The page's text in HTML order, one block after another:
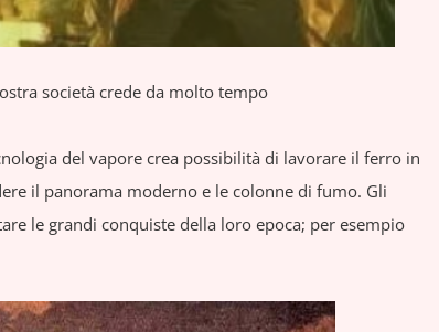
società crede da molto tempo
del vapore crea possibilità di lavorare il ferro in
il panorama moderno e le colonne di fumo. Gli
le grandi conquiste della loro epoca; per esempio